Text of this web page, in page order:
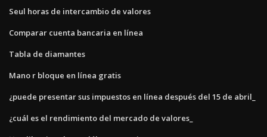
Seul horas de intercambio de valores
Comparar cuenta bancaria en línea
Tabla de diamantes
Mano r bloque en línea gratis
¿puede presentar sus impuestos en línea después del 15 de abril_
¿cuál es el rendimiento del mercado de valores_